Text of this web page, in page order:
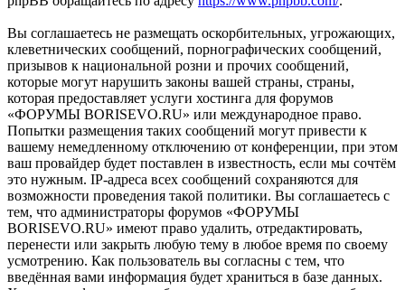
Вы соглашаетесь не размещать оскорбительных, угрожающих,
клеветнических сообщений, порнографических сообщений,
призывов к национальной розни и прочих сообщений,
которые могут нарушить законы вашей страны, страны,
которая предоставляет услуги хостинга для форумов
«ФОРУМЫ BORISEVO.RU» или международное право.
Попытки размещения таких сообщений могут привести к
вашему немедленному отключению от конференции, при этом
ваш провайдер будет поставлен в известность, если мы сочтём
это нужным. IP-адреса всех сообщений сохраняются для
возможности проведения такой политики. Вы соглашаетесь с
тем, что администраторы форумов «ФОРУМЫ
BORISEVO.RU» имеют право удалить, отредактировать,
перенести или закрыть любую тему в любое время по своему
усмотрению. Как пользователь вы согласны с тем, что
введённая вами информация будет храниться в базе данных.